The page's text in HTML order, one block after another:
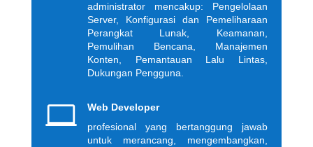
administrator mencakup: Pengelolaan
Server, Konfigurasi dan Pemeliharaan
Perangkat Lunak, Keamanan,
Pemulihan Bencana, Manajemen
Konten, Pemantauan Lalu Lintas,
Dukungan Pengguna.

Web Developer
profesional yang bertanggung jawab
untuk merancang, mengembangkan,